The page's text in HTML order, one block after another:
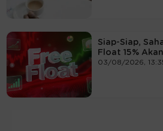
Siap-Siap,
Float 15%
03/08/2026,